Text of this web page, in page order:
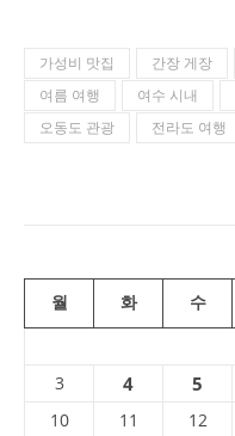
가성비 맛집 간장 게장
여름 여행
여수 시내
오동도 관광
전라도 여행
월 화 수
3 4 5
10
11 12